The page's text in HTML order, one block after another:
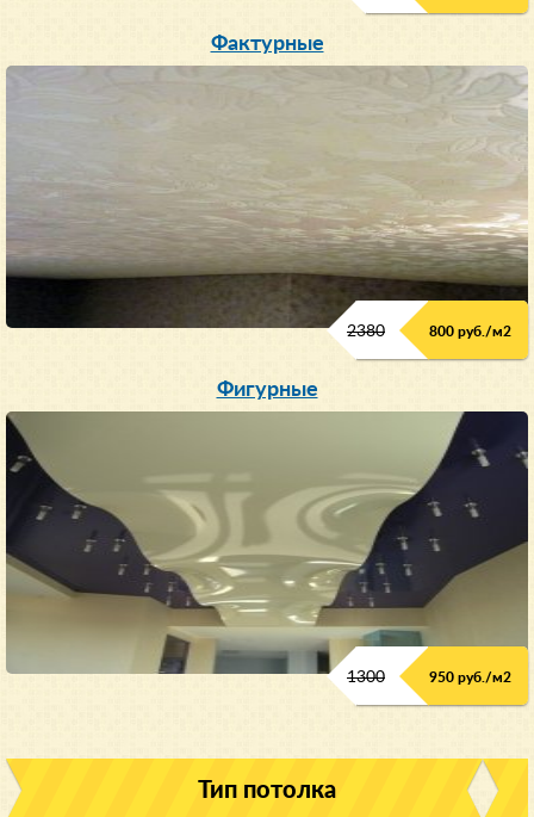
Фактурные
2380 800 руб./м2
Фигурные
1300 950 руб./м2
Тип потолка